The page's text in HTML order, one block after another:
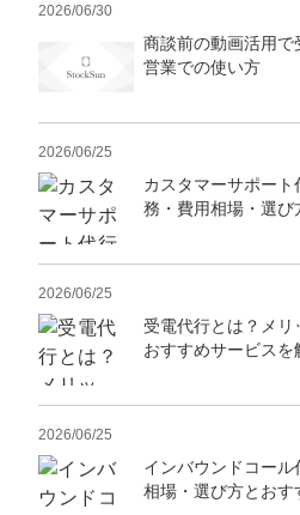
2026/06/30
商談前の動画活用
営業での使い方
2026/06/25
カスタマーサポー
務・費用相場・選び
2026/06/25
受電代行とは？メリ
おすすめサービスを
2026/06/25
インバウンドコー
相場・選び方とおす